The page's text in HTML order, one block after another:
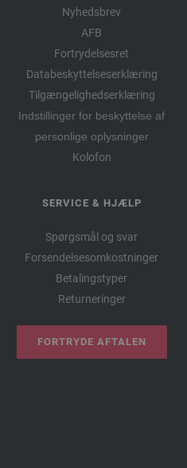
Nyhedsbrev
AFB
Fortrydelsesret
Databeskyttelseserklæring
Tilgængelighedserklæring
Indstillinger for beskyttelse af
personlige oplysninger
Kolofon
SERVICE & HJÆLP
Spørgsmål og svar
Forsendelsesomkostninger
Betalingstyper
Returneringer
FORTRYDE AFTALEN